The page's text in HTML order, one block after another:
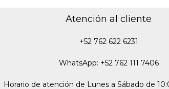
Atención al cliente
+52 762 622 6231
WhatsApp: +52 762 111 7406
Horario de atención de Lunes a Sábado de